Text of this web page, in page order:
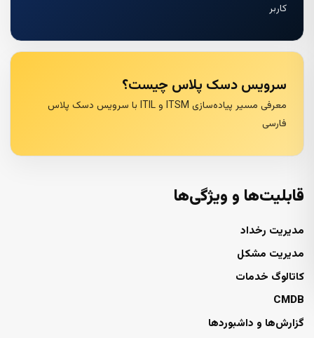
کاربر
سرویس دسک پلاس چیست؟
معرفی مسیر پیاده‌سازی ITSM و ITIL با سرویس دسک پلاس
فارسی
قابلیت‌ها و ویژگی‌ها
مدیریت رخداد
مدیریت مشکل
کاتالوگ خدمات
CMDB
گزارش‌ها و داشبوردها